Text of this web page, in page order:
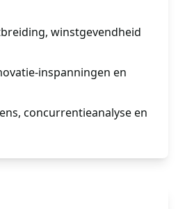
winstgevendheid
inspanningen en
concurrentieanalyse en